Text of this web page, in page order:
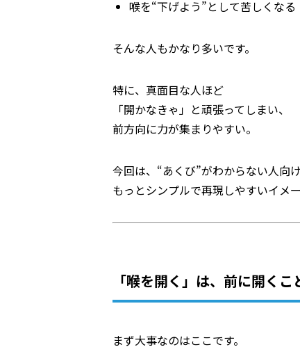
喉を“下げよう”として苦しくなる
そんな人もかなり多いです。
特に、真面目な人ほど
「開かなきゃ」と頑張ってしまい、
前方向に力が集まりやすい。
今回は、“あくび”がわからない人向け
もっとシンプルで再現しやすいイメ
「喉を開く」は、前に開くこ
まず大事なのはここです。